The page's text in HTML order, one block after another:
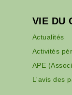
VIE DU
Actualités
Activités
APE
L'avis des